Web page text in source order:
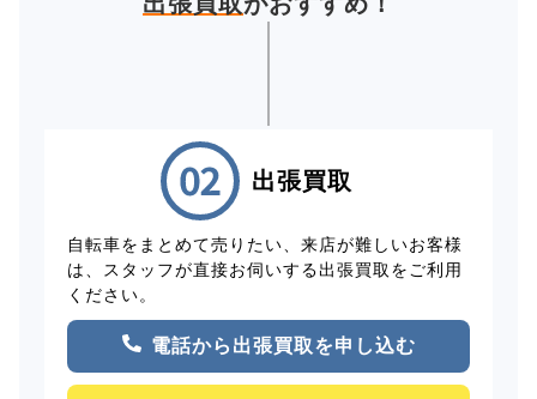
出張買取
自転車をまとめて売りたい、来店が難しいお客様
は、スタッフが直接お伺いする出張買取をご利用
ください。
電話から出張買取を申し込む